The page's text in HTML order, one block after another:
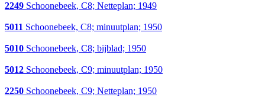
2249 Schoonebeek, C8; Netteplan; 1949
5011 Schoonebeek, C8; minuutplan; 1950
5010 Schoonebeek, C8; bijblad; 1950
5012 Schoonebeek, C9; minuutplan; 1950
2250 Schoonebeek, C9; Netteplan; 1950